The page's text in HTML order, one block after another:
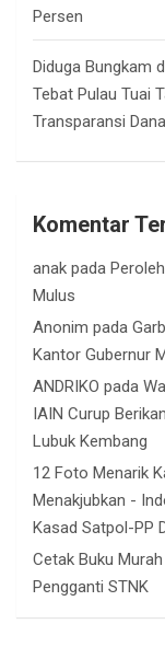
Persen
Diduga Bungkam
Tebat Pulau Tuai
Transparansi
Komentar
anak pada
Mulus
Anonim pada
Kantor Gubernur
ANDRIKO pada
IAIN Curup
Lubuk Kembang
12 Foto Menarik
Menakjubkan -
Kasad Satpol-PP
Cetak Buku Murah
Pengganti STNK